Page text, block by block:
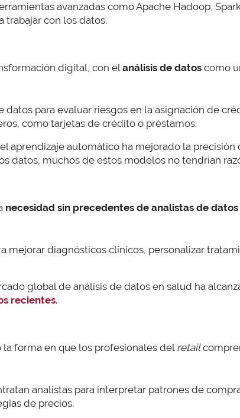
avanzadas como Apache Hadoop,
trabajar con los datos.
digital, con el análisis de datos como
datos para evaluar riesgos en la asignación de
como tarjetas de crédito o préstamos.
aprendizaje automático ha mejorado la
datos, muchos de estos modelos no tendrían
necesidad sin precedentes de analistas de datos
mejorar diagnósticos clínicos, personalizar
global de análisis de datos en salud ha
recientes.
forma en que los profesionales del retail
analistas para interpretar patrones de
de precios.